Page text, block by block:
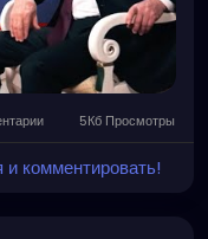
5Кб Просмотры
комментировать!